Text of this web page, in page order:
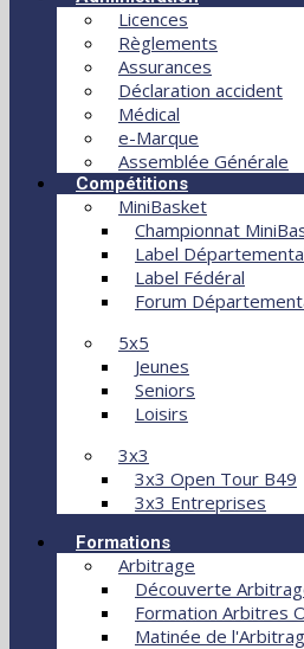
Licences
Règlements
Assurances
Déclaration accident
Médical
e-Marque
Assemblée Générale
Compétitions
MiniBasket
Championnat
Label
Label Fédéral
Forum
5x5
Jeunes
Seniors
Loisirs
3x3
3x3 Open Tour B49
3x3 Entreprises
Formations
Arbitrage
Découverte
Formation Arbitres
Matinée de